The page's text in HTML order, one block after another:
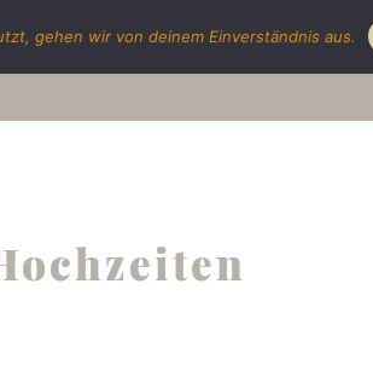
gehen wir von deinem Einverständnis aus.